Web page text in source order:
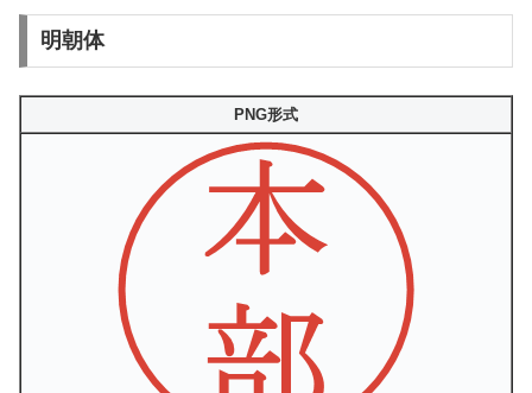
明朝体
PNG形式